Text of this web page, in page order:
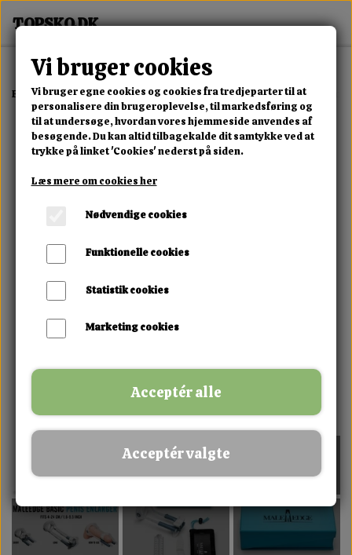
Forside Erotisk Kollektion Alle Produkter Male Edge Penis
Vi bruger cookies
Vi bruger egne cookies og cookies fra tredjeparter til at
personalisere din brugeroplevelse, til markedsføring og
til at undersøge, hvordan vores hjemmeside anvendes af
besøgende. Du kan altid tilbagekalde dit samtykke ved at
trykke på linket 'Cookies' nederst på siden.
Læs mere om cookies her
Nødvendige cookies
Funktionelle cookies
Statistik cookies
Marketing cookies
Acceptér alle
Acceptér valgte